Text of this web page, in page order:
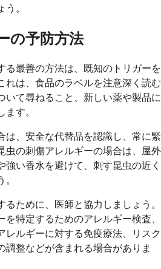
。
の予防方法
る最善の方法は、既知のトリガーを
れは、食品のラベルを注意深く読む
いて尋ねること、新しい薬や製品に
す。
は、安全な代替品を認識し、常に緊
虫の刺傷アレルギーの場合は、屋外
強い香水を避けて、刺す昆虫の近く
ために、医師と協力しましょう。
を特定するためのアレルギー検査、
レルギーに対する免疫療法、リスク
調整などが含まれる場合がありま